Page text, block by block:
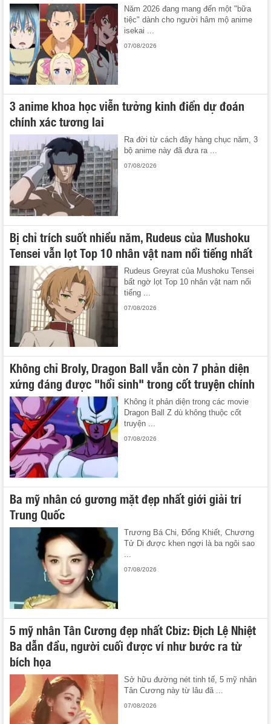
Năm 2026 đang mang đến một "bữa
tiệc" dành cho người hâm mộ anime
isekai ...
07/08/2026
3 anime khoa học viễn tưởng kinh điển dự đoán
chính xác tương lai
Ra đời từ cách đây hàng chục năm, 3
bộ anime này đã đưa ra ...
07/08/2026
Bị chỉ trích suốt nhiều năm, Rudeus của Mushoku
Tensei vẫn lọt Top 10 nhân vật nam nổi tiếng nhất
Rudeus Greyrat của Mushoku Tensei
bất ngờ lọt Top 10 nhân vật nam nổi
tiếng ...
07/08/2026
Không chỉ Broly, Dragon Ball vẫn còn 7 phản diện
xứng đáng được "hồi sinh" trong cốt truyện chính
Không ít phản diện trong các movie
Dragon Ball Z dù không thuộc cốt
truyện ...
07/08/2026
Ba mỹ nhân có gương mặt đẹp nhất giới giải trí
Trung Quốc
Trương Bá Chi, Đổng Khiết, Chương
Tử Di được khen ngợi là ba ngôi sao
...
07/08/2026
5 mỹ nhân Tân Cương đẹp nhất Cbiz: Địch Lệ Nhiệt
Ba dẫn đầu, người cuối được ví như bước ra từ
bích họa
Sở hữu đường nét tinh tế, 5 mỹ nhân
Tân Cương này từ lâu đã ...
07/08/2026